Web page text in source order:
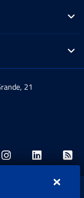
21
finestrafinestra
una nuova
Apre una
Instagram: